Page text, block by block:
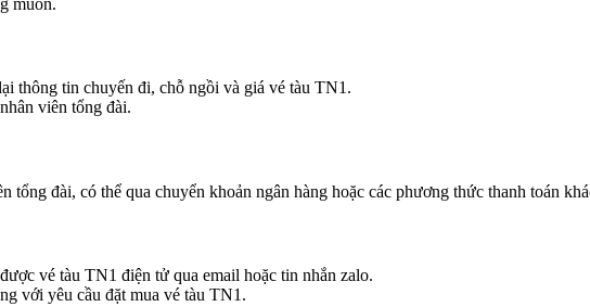
muốn.
thông tin chuyến đi, chỗ ngồi và giá vé tàu TN1.
viên tổng đài.
tổng đài, có thể qua chuyển khoản ngân hàng hoặc các phương thức thanh toán
vé tàu TN1 điện tử qua email hoặc tin nhắn zalo.
với yêu cầu đặt mua vé tàu TN1.